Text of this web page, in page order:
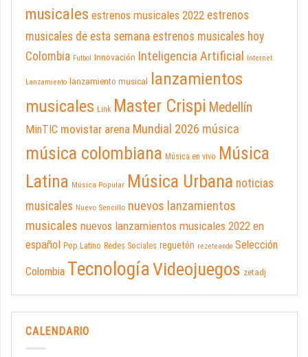
musicales estrenos musicales 2022 estrenos
musicales de esta semana estrenos musicales hoy
Colombia Futbol Innovación Inteligencia Artificial Internet
Lanzamiento lanzamiento musical
lanzamientos
musicales Link Master Crispi Medellín
MinTIC movistar arena Mundial 2026 música
música colombiana Música en vivo Música
Latina Música Popular Música Urbana noticias
musicales Nuevo Sencillo nuevos lanzamientos
musicales nuevos lanzamientos musicales 2022 en
español Pop Latino Redes Sociales reguetón rezeteando Selección
Colombia TecnologíaVideojuegos zetadj
CALENDARIO